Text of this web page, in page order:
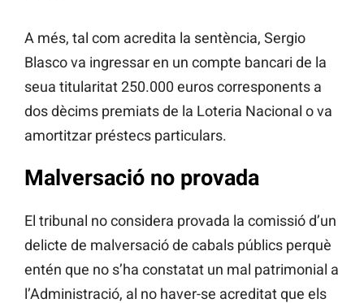
A més, tal com acredita la sentència, Sergio
Blasco va ingressar en un compte bancari de la
seua titularitat 250.000 euros corresponents a
dos dècims premiats de la Loteria Nacional o va
amortitzar préstecs particulars.
Malversació no provada
El tribunal no considera provada la comissió d’un
delicte de malversació de cabals públics perquè
entén que no s’ha constatat un mal patrimonial a
l’Administració, al no haver-se acreditat que els